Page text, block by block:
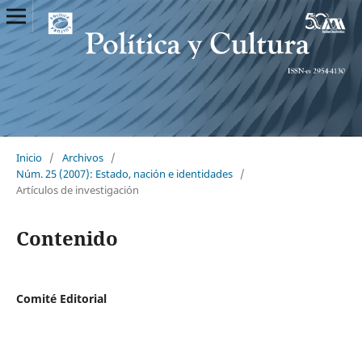
Inicio / Archivos /
Núm. 25 (2007): Estado, nación e identidades /
Artículos de investigación
Contenido
Comité Editorial